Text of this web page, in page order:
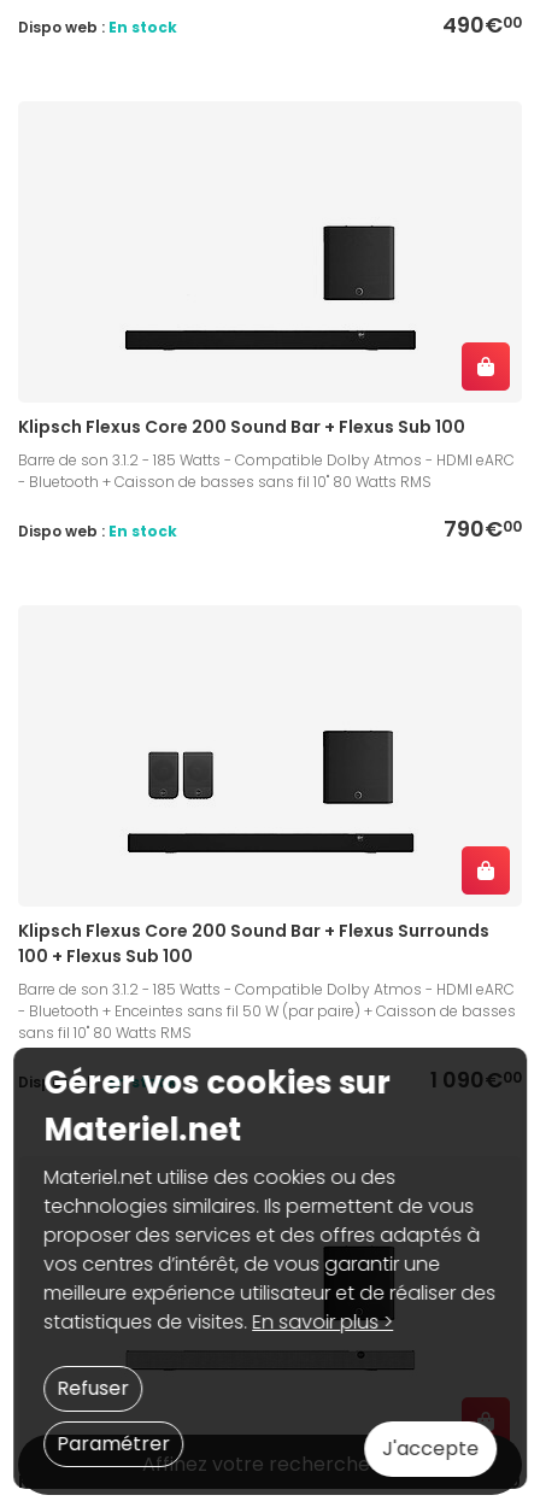
490€00
Dispo web : En stock
Klipsch Flexus Core 200 Sound Bar + Flexus Sub 100
Barre de son 3.1.2 - 185 Watts - Compatible Dolby Atmos - HDMI eARC
- Bluetooth + Caisson de basses sans fil 10" 80 Watts RMS
790€00
Dispo web : En stock
Klipsch Flexus Core 200 Sound Bar + Flexus Surrounds
100 + Flexus Sub 100
Barre de son 3.1.2 - 185 Watts - Compatible Dolby Atmos - HDMI eARC
- Bluetooth + Enceintes sans fil 50 W (par paire) + Caisson de basses
sans fil 10" 80 Watts RMS
1 090€00
Dispo web :En stock
Klipsch Flexus Core 200 Sound Bar Noyer + Flexus Sub 100
Affinez votre recherche
Gérer vos cookies sur
Materiel.net
Materiel.net utilise des cookies ou des
technologies similaires. Ils permettent de vous
proposer des services et des offres adaptés à
vos centres d’intérêt, de vous garantir une
meilleure expérience utilisateur et de réaliser des
statistiques de visites.En savoir plus >
J'accepte
Paramétrer
Refuser